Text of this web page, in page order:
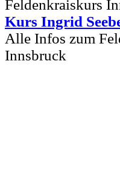
Kurs Ingrid
Alle Infos zum
Innsbruck